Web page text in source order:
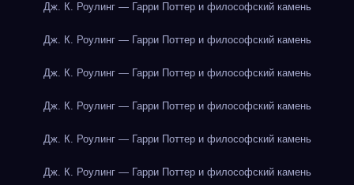
Дж. К. Роулинг — Гарри Поттер и философский камень
Дж. К. Роулинг — Гарри Поттер и философский камень
Дж. К. Роулинг — Гарри Поттер и философский камень
Дж. К. Роулинг — Гарри Поттер и философский камень
Дж. К. Роулинг — Гарри Поттер и философский камень
Дж. К. Роулинг — Гарри Поттер и философский камень